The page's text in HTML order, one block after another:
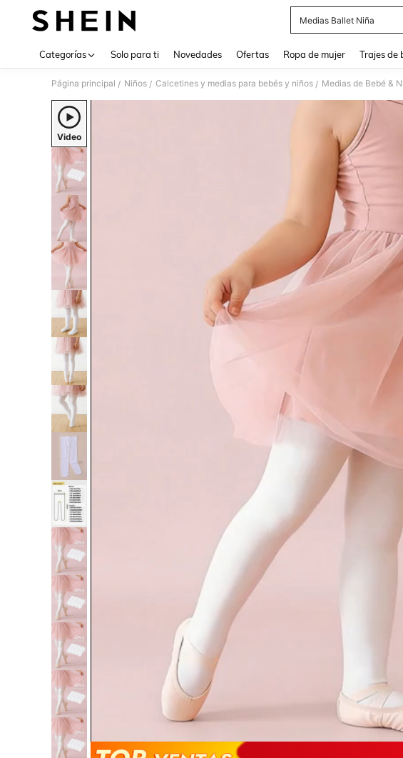
Medias Ballet Niña
Categorías Solo para ti Novedades Ofertas Ropa de mujer Trajes de
Página principal / Niños / Calcetines y medias para bebés y niños / Medias de Bebé &
Video